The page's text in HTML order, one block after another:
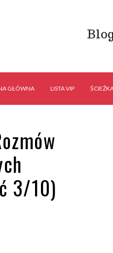
GŁÓWNA LISTA VIP
3/10)